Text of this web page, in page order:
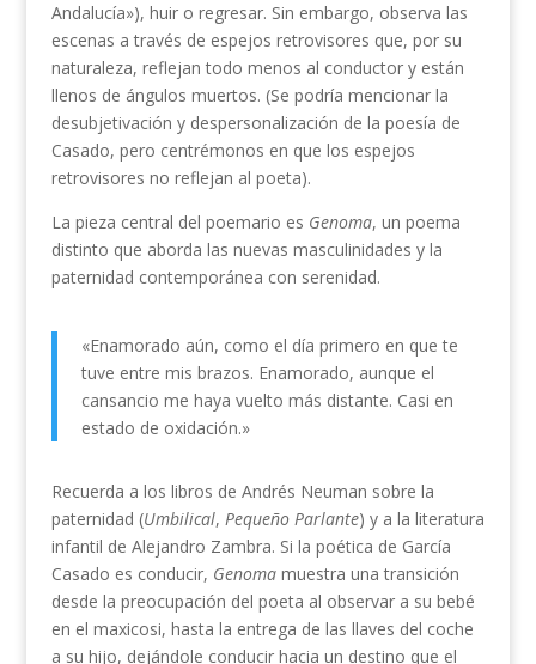
Andalucía»), huir o regresar. Sin embargo, observa las
escenas a través de espejos retrovisores que, por su
naturaleza, reflejan todo menos al conductor y están
llenos de ángulos muertos. (Se podría mencionar la
desubjetivación y despersonalización de la poesía de
Casado, pero centrémonos en que los espejos
retrovisores no reflejan al poeta).
La pieza central del poemario es Genoma, un poema
distinto que aborda las nuevas masculinidades y la
paternidad contemporánea con serenidad.
«Enamorado aún, como el día primero en que te
tuve entre mis brazos. Enamorado, aunque el
cansancio me haya vuelto más distante. Casi en
estado de oxidación.»
Recuerda a los libros de Andrés Neuman sobre la
paternidad (Umbilical, Pequeño Parlante) y a la literatura
infantil de Alejandro Zambra. Si la poética de García
Casado es conducir, Genomamuestra una transición
desde la preocupación del poeta al observar a su bebé
en el maxicosi, hasta la entrega de las llaves del coche
a su hijo, dejándole conducir hacia un destino que el